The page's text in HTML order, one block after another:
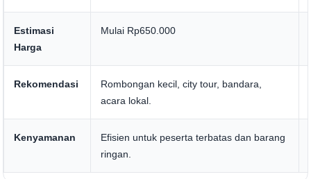
Estimasi
Harga
Mulai Rp650.000
Rekomendasi
Rombongan kecil, city tour, bandara,
acara lokal.
Kenyamanan
Efisien untuk peserta terbatas dan barang
ringan.